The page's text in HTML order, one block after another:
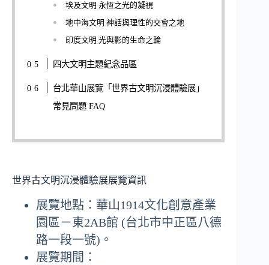
埃及文明 永恆之光的凝視
地中海文明 神話與理性的交會之地
印度文明 光與影的生命之輪
四大文明主題紀念品區
台北華山展覽「世界古文明沉浸體驗展」
常見問題 FAQ
世界古文明沉浸體驗展展覽資訊
展覽地點：華山1914文化創意產業
園區－東2AB館 (台北市中正區八德
路一段一號)。
展覽期間：